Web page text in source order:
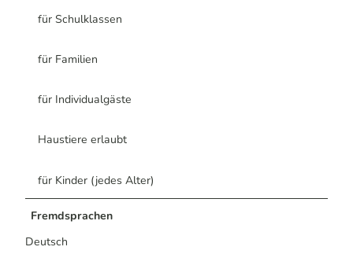
für Schulklassen
für Familien
für Individualgäste
Haustiere erlaubt
für Kinder (jedes Alter)
Fremdsprachen
Deutsch